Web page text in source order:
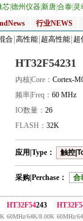
芯德州仪器新唐合泰 灵
行业NEWS
合 高性能 超高性能 超
HT32F54231
内核|Core： Cortex-
频率|Freq： 60 MHz
IO数量： 26
FLASH： 32K
应用|Type： 触控
采购|Perchase： 合
HT32F54243
60MHz/64K/8.00K 60MHz/